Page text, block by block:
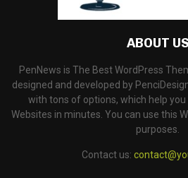
ABOUT US
PenNews is The Best WordPress
designed and developed by
with tons of options, which help
Websites in minutes. You can use this
purposes.
Contact us: